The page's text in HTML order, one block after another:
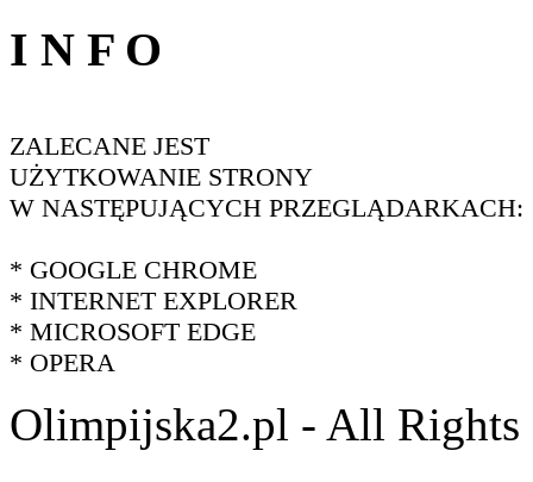
I N F O
ZALECANE JEST
UŻYTKOWANIE STRONY
W NASTĘPUJĄCYCH PRZEGLĄDARKACH:
* GOOGLE CHROME
* INTERNET EXPLORER
* MICROSOFT EDGE
* OPERA
Olimpijska2.pl - All Rights